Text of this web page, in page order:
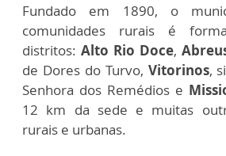
Fundado em 1890, o
comunidades rurais é
distritos: Alto Rio Doce,
de Dores do Turvo, Vitorinos,
Senhora dos Remédios e
12 km da sede e muitas
rurais e urbanas.